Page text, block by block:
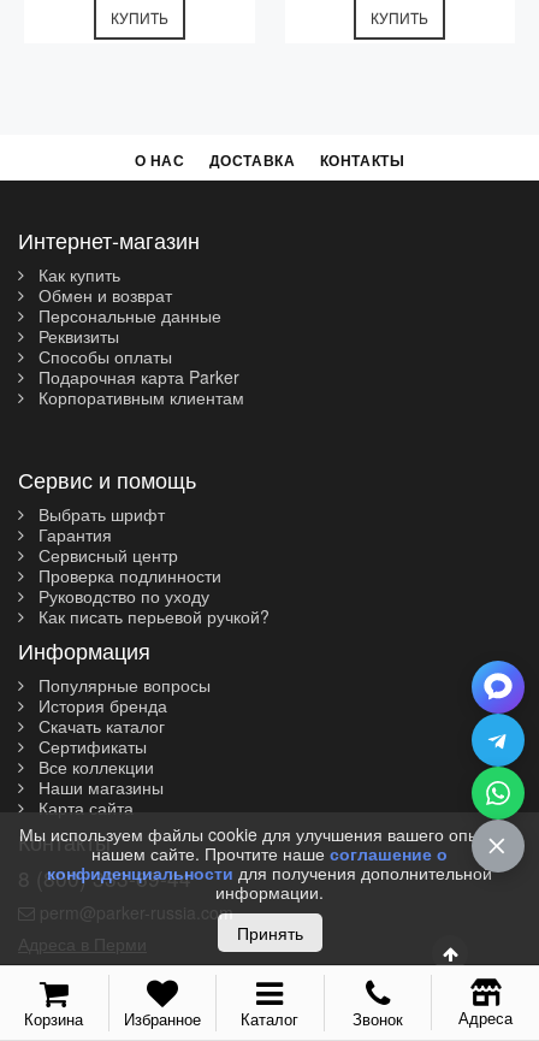
КУПИТЬ КУПИТЬ
О НАС ДОСТАВКА КОНТАКТЫ
Интернет-магазин
Как купить
Обмен и возврат
Персональные данные
Реквизиты
Способы оплаты
Подарочная карта Parker
Корпоративным клиентам
Сервис и помощь
Выбрать шрифт
Гарантия
Сервисный центр
Проверка подлинности
Руководство по уходу
Как писать перьевой ручкой?
Информация
Популярные вопросы
История бренда
Скачать каталог
Сертификаты
Все коллекции
Наши магазины
Карта сайта
Контакты
8 (800) 333-69-44
perm@parker-russia.com
© 2010-2026 I Parker-Russia.com I Официальный дилер
Корзина Избранное Каталог Звонок Адреса
Мы используем файлы cookie для улучшения вашего опыта на
нашем сайте. Прочтите наше соглашение о
конфиденциальности для получения дополнительной
информации.
Принять